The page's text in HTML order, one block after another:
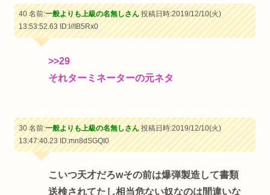
40 名前:一般よりも上級の名無しさん投稿日時:2019/12/10(火)
13:53:52.63ID:l//IB5Rx0
>>29
それターミネーターの元ネタ
30 名前:一般よりも上級の名無しさん投稿日時:2019/12/10(火)
13:47:40.23ID:mn8dSGQI0
こいつ天才だろwその前は爆弾製造して書類
送検されてたし相当危ない奴なのは間違いな